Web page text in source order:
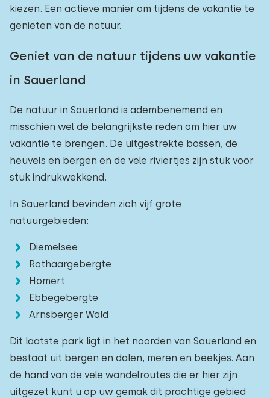
kiezen. Een actieve manier om tijdens de vakantie te
genieten van de natuur.
Geniet van de natuur tijdens uw vakantie
in Sauerland
De natuur in Sauerland is adembenemend en
misschien wel de belangrijkste reden om hier uw
vakantie te brengen. De uitgestrekte bossen, de
heuvels en bergen en de vele riviertjes zijn stuk voor
stuk indrukwekkend.
In Sauerland bevinden zich vijf grote
natuurgebieden:
Diemelsee
Rothaargebergte
Homert
Ebbegebergte
Arnsberger Wald
Dit laatste park ligt in het noorden van Sauerland en
bestaat uit bergen en dalen, meren en beekjes. Aan
de hand van de vele wandelroutes die er hier zijn
uitgezet kunt u op uw gemak dit prachtige gebied